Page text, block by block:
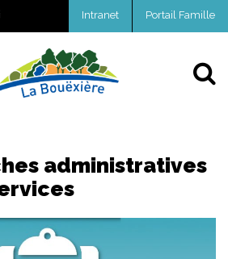
Intranet Portail Famille
administratives